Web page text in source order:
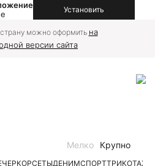
Установить
можно оформить на
версии сайта
КОРСЕТЫДЕНИМСПОРТ
Мелко Крупно